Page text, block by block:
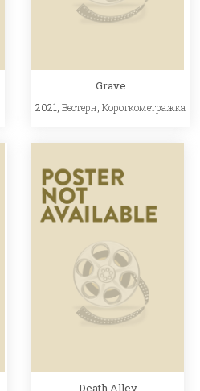
Grave
2021,Вестерн,Короткометражка
Death Alley